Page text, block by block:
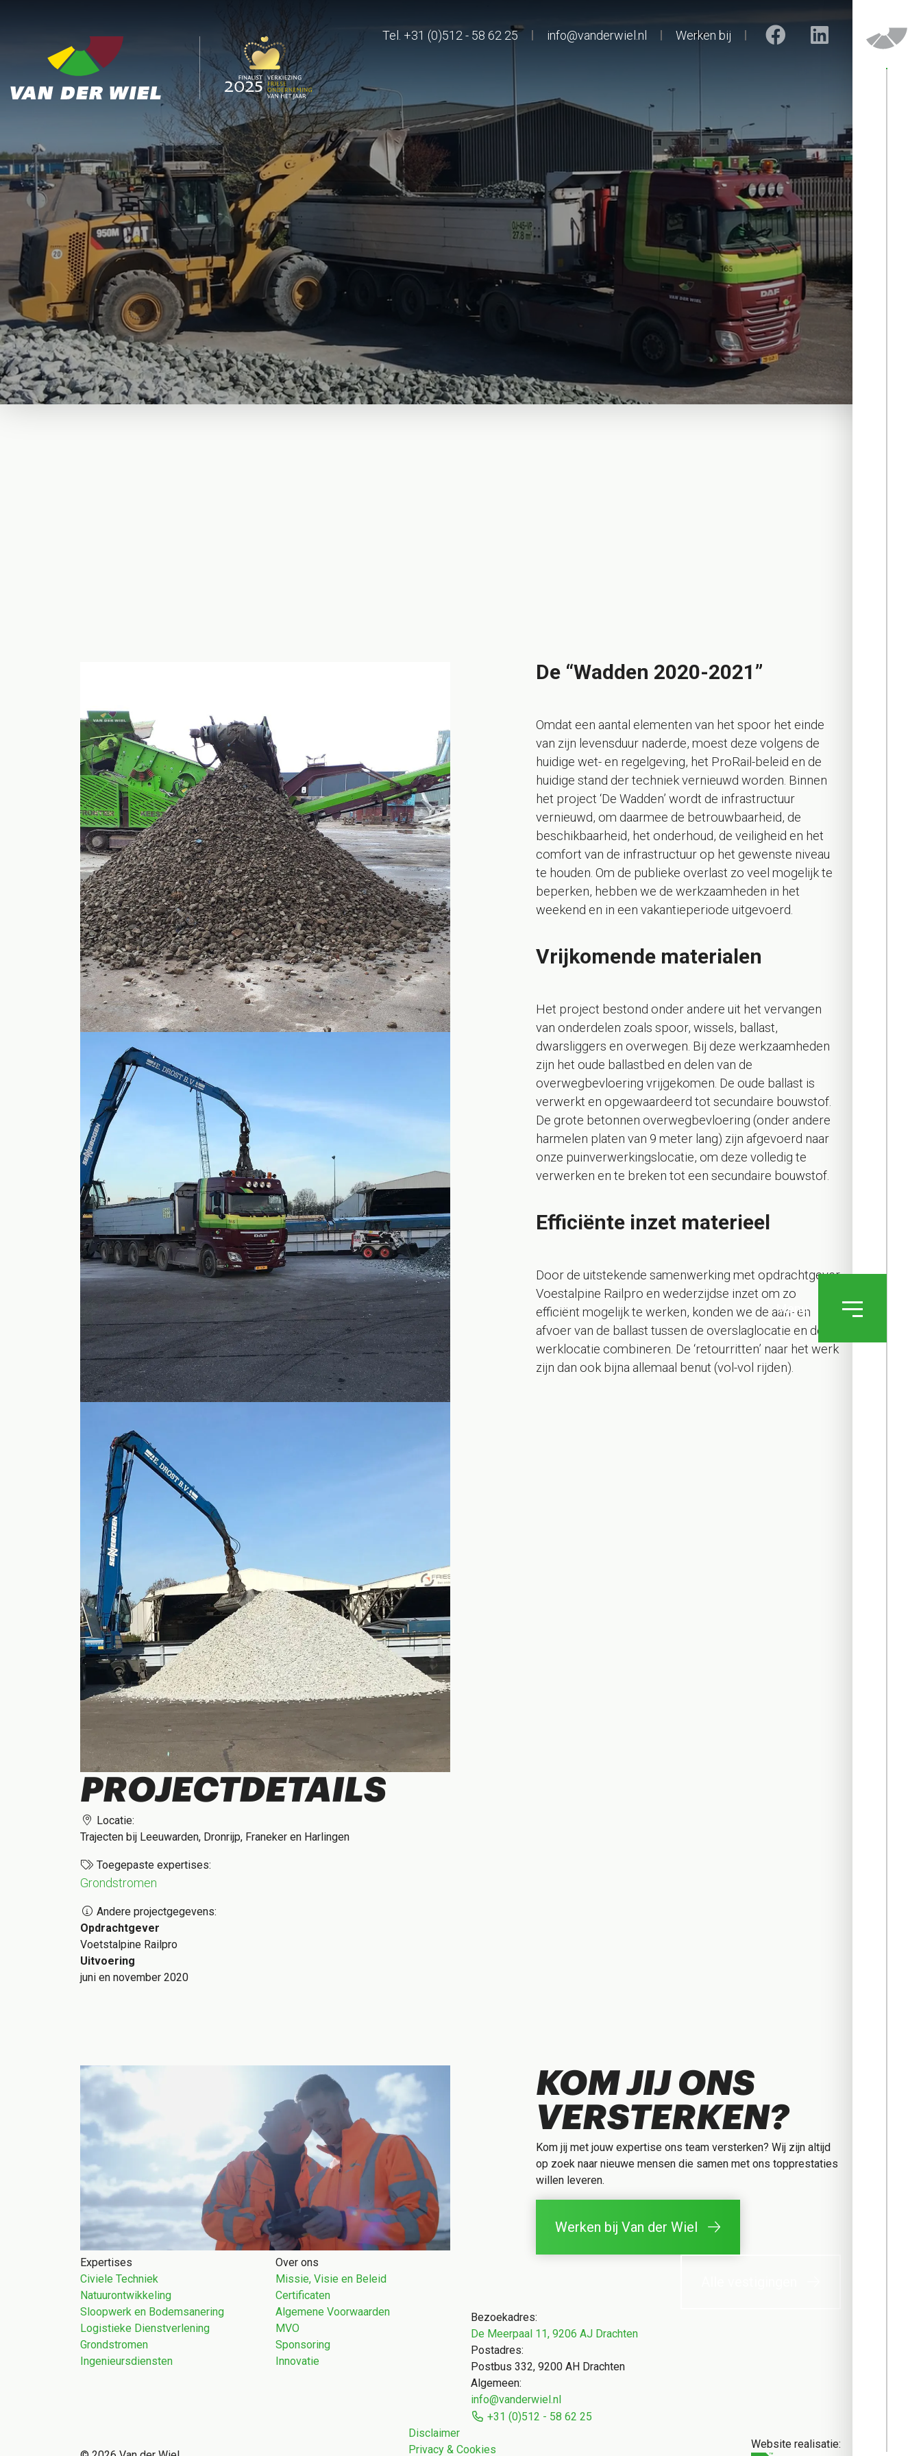
Tel. +31 (0)512 - 58 62 25 info@vanderwiel.nl Werken bij
Menu
PROJECTDETAILS
Locatie:
Trajecten bij Leeuwarden, Dronrijp, Franeker en Harlingen
Toegepaste expertises:
Grondstromen
Andere projectgegevens:
Opdrachtgever
Voetstalpine Railpro
Uitvoering
juni en november 2020
De “Wadden 2020-2021”
Omdat een aantal elementen van het spoor het einde
van zijn levensduur naderde, moest deze volgens de
huidige wet- en regelgeving, het ProRail-beleid en de
huidige stand der techniek vernieuwd worden. Binnen
het project ‘De Wadden’ wordt de infrastructuur
vernieuwd, om daarmee de betrouwbaarheid, de
beschikbaarheid, het onderhoud, de veiligheid en het
comfort van de infrastructuur op het gewenste niveau
te houden. Om de publieke overlast zo veel mogelijk te
beperken, hebben we de werkzaamheden in het
weekend en in een vakantieperiode uitgevoerd.
Vrijkomende materialen
Het project bestond onder andere uit het vervangen
van onderdelen zoals spoor, wissels, ballast,
dwarsliggers en overwegen. Bij deze werkzaamheden
zijn het oude ballastbed en delen van de
overwegbevloering vrijgekomen. De oude ballast is
verwerkt en opgewaardeerd tot secundaire bouwstof.
De grote betonnen overwegbevloering (onder andere
harmelen platen van 9 meter lang) zijn afgevoerd naar
onze puinverwerkingslocatie, om deze volledig te
verwerken en te breken tot een secundaire bouwstof.
Efficiënte inzet materieel
Door de uitstekende samenwerking met opdrachtgever
Voestalpine Railpro en wederzijdse inzet om zo
efficiënt mogelijk te werken, konden we de aan- en
afvoer van de ballast tussen de overslaglocatie en de
werklocatie combineren. De ‘retourritten’ naar het werk
zijn dan ook bijna allemaal benut (vol-vol rijden).
KOM JIJ ONS
VERSTERKEN?
Kom jij met jouw expertise ons team versterken? Wij zijn altijd
op zoek naar nieuwe mensen die samen met ons topprestaties
willen leveren.
Werken bij Van der Wiel
Expertises
Civiele Techniek
Natuurontwikkeling
Sloopwerk en Bodemsanering
Logistieke Dienstverlening
Grondstromen
Ingenieursdiensten
Over ons
Missie, Visie en Beleid
Certificaten
Algemene Voorwaarden
MVO
Sponsoring
Innovatie
Bezoekadres:
De Meerpaal 11, 9206 AJ Drachten
Postadres:
Postbus 332, 9200 AH Drachten
Algemeen:
info@vanderwiel.nl
+31 (0)512 - 58 62 25
Disclaimer
Privacy & Cookies
Website realisatie: